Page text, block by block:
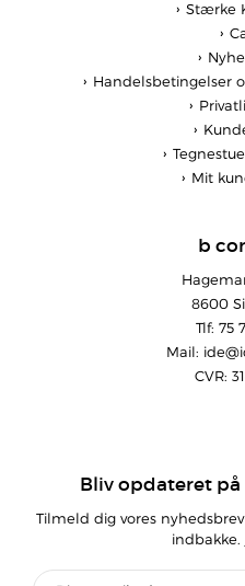
Stærke
Handelsbetingelser
Mit
b
8600
Tlf: 75
Mail:
CVR:
Bliv opdateret
Tilmeld dig vores
indbakke.